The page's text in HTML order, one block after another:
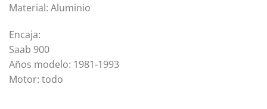
Material: Aluminio
Encaja:
Saab 900
Años modelo: 1981-1993
Motor: todo